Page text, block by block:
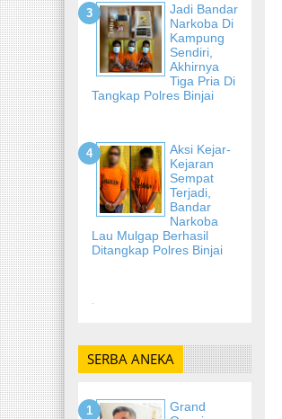
Jadi Bandar
Narkoba Di
Kampung
Sendiri,
Akhirnya
Tiga Pria Di
Tangkap Polres Binjai
Aksi Kejar-
Kejaran
Sempat
Terjadi,
Bandar
Narkoba
Lau Mulgap Berhasil
Ditangkap Polres Binjai
-
SERBA ANEKA
Grand